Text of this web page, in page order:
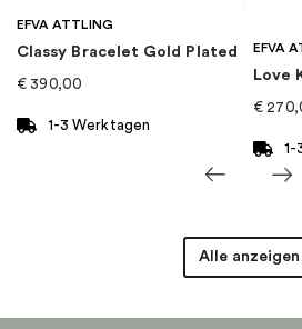
EFVA ATTLING
Classy Bracelet Gold Plated
€ 390,00
1-3 Werktagen
EFVA
Love
€
1-
Alle anzeigen